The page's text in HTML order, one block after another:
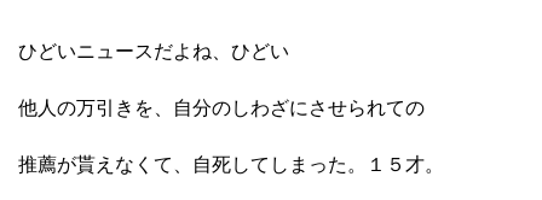
ひどいニュースだよね、ひどい
他人の万引きを、自分のしわざにさせられての
推薦が貰えなくて、自死してしまった。１５才。